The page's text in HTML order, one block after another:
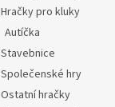
Hračky pro kluky
Autíčka
Stavebnice
Společenské hry
Ostatní hračky